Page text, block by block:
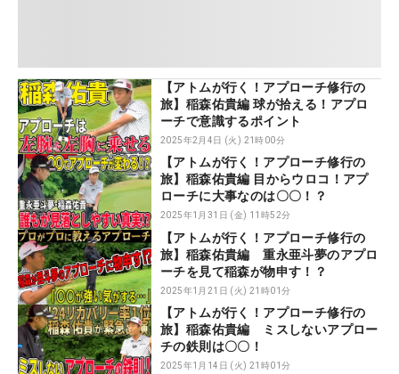
【アトムが行く！アプローチ修行の
旅】稲森佑貴編 球が拾える！アプロ
ーチで意識するポイント
2025年2月4日 (火) 21時00分
【アトムが行く！アプローチ修行の
旅】稲森佑貴編 目からウロコ！アプ
ローチに大事なのは〇〇！？
2025年1月31日 (金) 11時52分
【アトムが行く！アプローチ修行の
旅】稲森佑貴編 重永亜斗夢のアプロ
ーチを見て稲森が物申す！？
2025年1月21日 (火) 21時01分
【アトムが行く！アプローチ修行の
旅】稲森佑貴編 ミスしないアプロー
チの鉄則は〇〇！
2025年1月14日 (火) 21時01分